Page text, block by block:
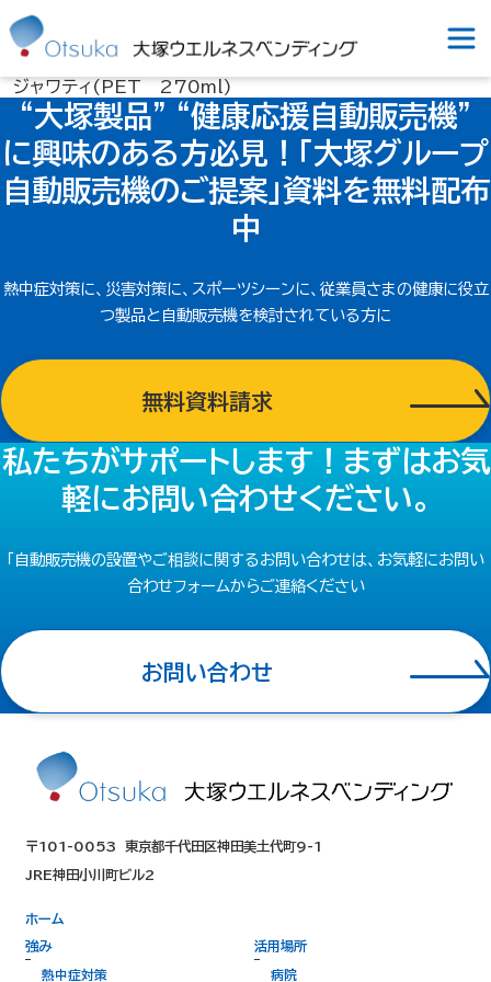
ジャワティ(PET 270ml)
“大塚製品” “健康応援自動販売機”
に興味のある方必見！
「大塚グループ
自動販売機のご提案」資料を無料配布
中
熱中症対策に、災害対策に、スポーツシーンに、従業員さまの健康に役立
つ製品と自動販売機を検討されている方に
無料資料請求
私たちがサポートします！ まずはお気
軽にお問い合わせください。
「自動販売機の設置やご相談に関するお問い合わせは、お気軽にお問い
合わせフォームからご連絡ください
お問い合わせ
〒101-0053 東京都千代田区神田美土代町9-1
JRE神田小川町ビル2
ホーム
強み
熱中症対策
活用場所
病院